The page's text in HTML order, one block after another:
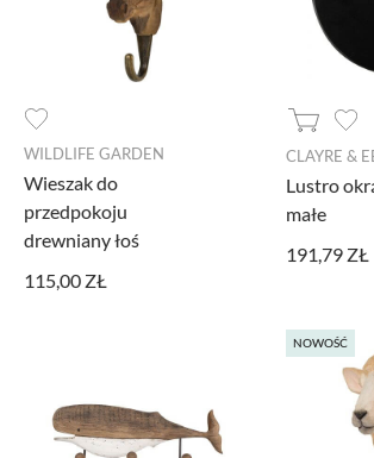
WILDLIFE GARDEN
Wieszak do
przedpokoju
drewniany łoś
115,00 ZŁ
CLAYRE &
Lustro
małe
191,79 ZŁ
NOWOŚĆ